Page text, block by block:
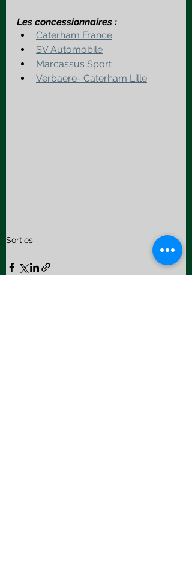
Les concessionnaires :
Caterham France
SV Automobile
Marcassus Sport
Verbaere- Caterham Lille
Sorties